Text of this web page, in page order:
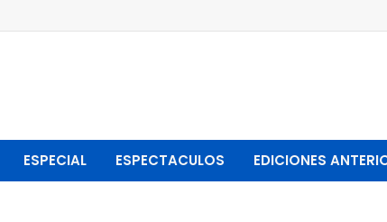
ESPECIAL ESPECTACULOS EDICIONES